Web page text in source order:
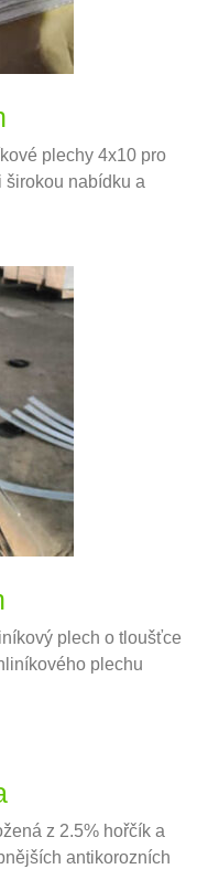
plechy 4x10 pro
širokou nabídku a
plech o tloušťce
plechu
z 2.5% hořčík a
antikorozních